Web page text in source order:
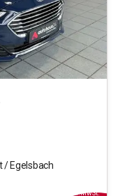
/ Egelsbach
inkl.MwSt.